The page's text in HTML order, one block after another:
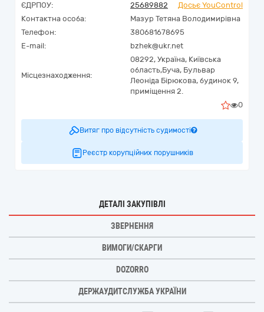
ЄДРПОУ:
25689882
Досьє YouControl
Контактна особа:
Мазур Тетяна Володимирівна
Телефон:
380681678695
E-mail:
bzhek@ukr.net
Місцезнаходження:
08292, Україна, Київська
область,Буча, Бульвар
Леоніда Бірюкова, будинок 9,
приміщення 2.
0
Витяг про відсутність судимості
Реєстр корупційних порушників
ДЕТАЛІ ЗАКУПІВЛІ
ЗВЕРНЕННЯ
ВИМОГИ/СКАРГИ
DOZORRO
ДЕРЖАУДИТСЛУЖБА УКРАЇНИ